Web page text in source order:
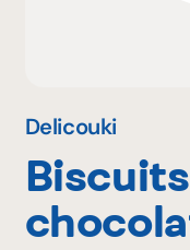
Delicouki